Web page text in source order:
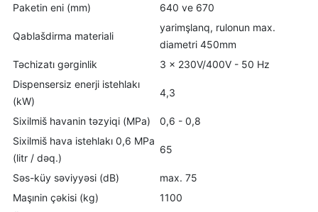
Paketin eni (mm)
640 ve 670
Qablašdirma materiali
yarimşlanq, rulonun max.
diametri 450mm
Təchizatı gərginlik
3 x 230V/400V - 50 Hz
Dispensersiz enerji istehlakı
(kW)
4,3
Sixilmiš havanin təzyiqi (MPa)
0,6 - 0,8
Sixilmiš hava istehlakı 0,6 MPa
(litr / dəq.)
65
Səs-küy səviyyəsi (dB)
max. 75
Maşınin çəkisi (kg)
1100